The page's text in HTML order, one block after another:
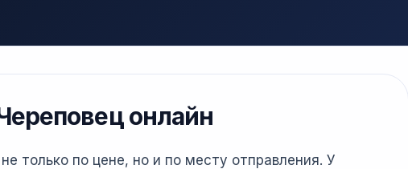
онлайн
только по цене, но и по месту отправления. У